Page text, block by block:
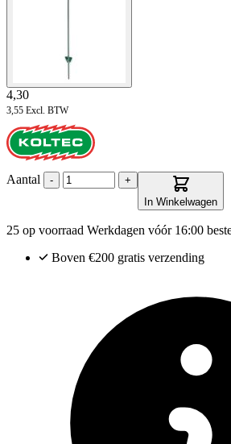
4,30
3,55 Excl. BTW
Aantal -
+
In Winkelwagen
25 op voorraad Werkdagen vóór 16:00
Boven €200 gratis verzending